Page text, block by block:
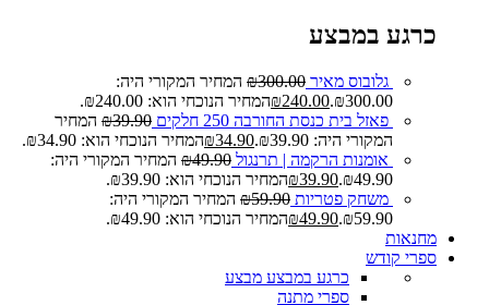
כרגע במבצע
גלובוס מאיר ₪300.00
המחיר המקורי היה:
₪300.00.
₪240.00
המחיר הנוכחי הוא: ₪240.00.
פאזל בית כנסת החורבה 250 חלקים
₪39.90
המחיר
המקורי היה: ₪39.90.
₪34.90
המחיר הנוכחי הוא: ₪34.90.
אומנות הרקמה | תרנגול
₪49.90
המחיר המקורי היה:
₪49.90.
₪39.90
המחיר הנוכחי הוא: ₪39.90.
משחק פטריות
₪59.90
המחיר המקורי היה:
₪59.90.
₪49.90
המחיר הנוכחי הוא: ₪49.90.
מחנאות
ספרי קודש
כרגע במבצע מבצע
ספרי מתנה